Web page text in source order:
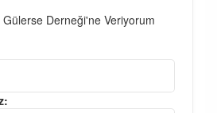
Derneği'ne Veriyorum